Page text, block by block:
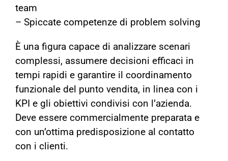
team
– Spiccate competenze di problem solving
È una figura capace di analizzare scenari
complessi, assumere decisioni efficaci in
tempi rapidi e garantire il coordinamento
funzionale del punto vendita, in linea con i
KPI e gli obiettivi condivisi con l’azienda.
Deve essere commercialmente preparata e
con un’ottima predisposizione al contatto
con i clienti.